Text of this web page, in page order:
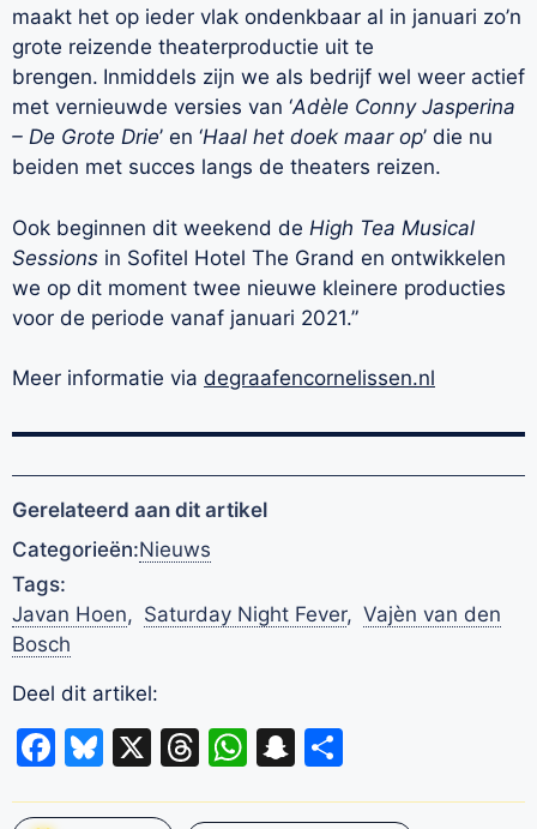
maakt het op ieder vlak ondenkbaar al in januari zo’n
grote reizende theaterproductie uit te
brengen. Inmiddels zijn we als bedrijf wel weer actief
met vernieuwde versies van ‘Adèle Conny Jasperina
– De Grote Drie’ en ‘Haal het doek maar op’ die nu
beiden met succes langs de theaters reizen.
Ook beginnen dit weekend de High Tea Musical
Sessions in Sofitel Hotel The Grand en ontwikkelen
we op dit moment twee nieuwe kleinere producties
voor de periode vanaf januari 2021.”
Meer informatie via degraafencornelissen.nl
Gerelateerd aan dit artikel
Categorieën:Nieuws
Tags:
Javan Hoen, Saturday Night Fever, Vajèn van den
Bosch
Deel dit artikel:
Facebook
Bluesky
X Threads
WhatsApp
Snapchat